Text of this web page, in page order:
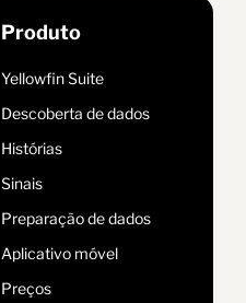
Produto
Yellowfin Suite
Descoberta de dados
Histórias
Sinais
Preparação de dados
Aplicativo móvel
Preços